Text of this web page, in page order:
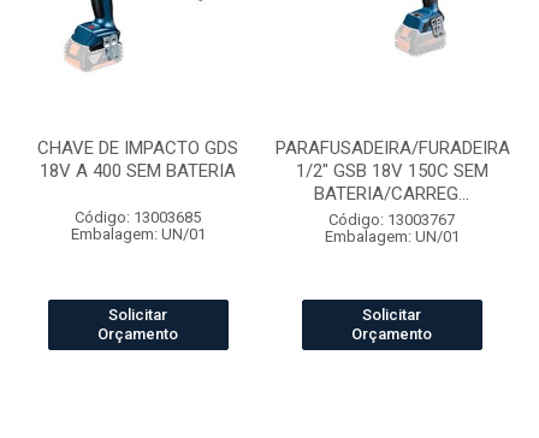
CHAVE DE IMPACTO GDS
18V A 400 SEM BATERIA
Código: 13003685
Embalagem: UN/01
Solicitar
Orçamento
PARAFUSADEIRA/FURADEIRA
1/2" GSB 18V 150C SEM
BATERIA/CARREG...
Código: 13003767
Embalagem: UN/01
Solicitar
Orçamento